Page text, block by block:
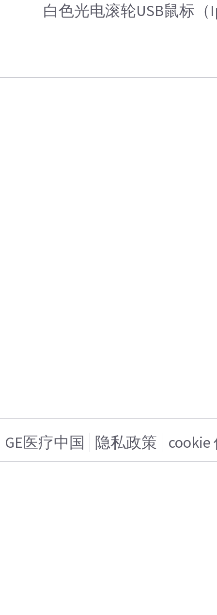
白色光电滚轮USB鼠标（
GE医疗中国 隐私政策 cookie